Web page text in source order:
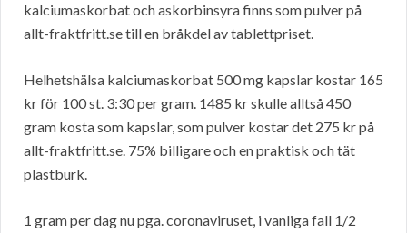
kalciumaskorbat och askorbinsyra finns som pulver på
allt-fraktfritt.se till en bråkdel av tablettpriset.
Helhetshälsa kalciumaskorbat 500 mg kapslar kostar 165
kr för 100 st. 3:30 per gram. 1485 kr skulle alltså 450
gram kosta som kapslar, som pulver kostar det 275 kr på
allt-fraktfritt.se. 75% billigare och en praktisk och tät
plastburk.
1 gram per dag nu pga. coronaviruset, i vanliga fall 1/2